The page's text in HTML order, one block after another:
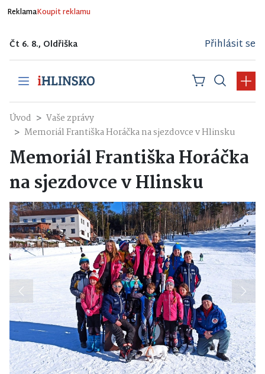
ReklamaKoupit reklamu
Čt 6. 8., Oldřiška Přihlásit se
Úvod
Vaše zprávy
Memoriál Františka Horáčka na sjezdovce v Hlinsku
Memoriál Františka Horáčka
na sjezdovce v Hlinsku
Previous Next